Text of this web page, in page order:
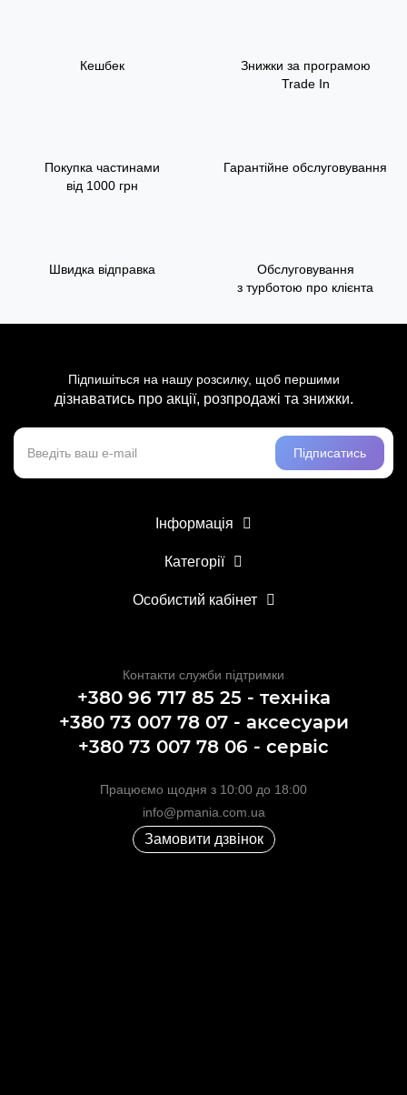
Кешбек
Знижки за програмою
Trade In
Покупка частинами
від 1000 грн
Гарантійне обслуговування
Швидка відправка
Обслуговування
з турботою про клієнта
Підпишіться на нашу розсилку, щоб першими
дізнаватись про акції, розпродажі та знижки.
Підписатись
Інформація
Категорії
Особистий кабінет
Контакти служби підтримки
+380 96 717 85 25 - техніка
+380 73 007 78 07 - аксесуари
+380 73 007 78 06 - сервіс
Працюємо щодня з 10:00 до 18:00
info@pmania.com.ua
Замовити дзвінок